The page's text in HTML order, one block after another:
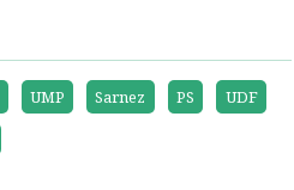
UMP Sarnez PS
UDF